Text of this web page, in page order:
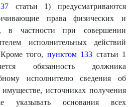
статьи 1) предусматриваются
права физических и
в частности при совершении
исполнительных действий
того, пунктом 133 статьи 1
обязанность должника
исполнителю сведения об
источниках получения
указывать основания всех